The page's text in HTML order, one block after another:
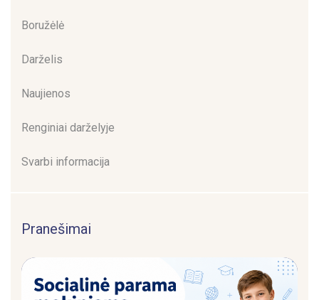
Boružėlė
Darželis
Naujienos
Renginiai darželyje
Svarbi informacija
Pranešimai